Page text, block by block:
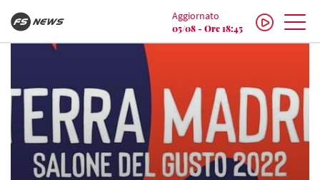
Aggiornato
05/08 - Ore 18:45